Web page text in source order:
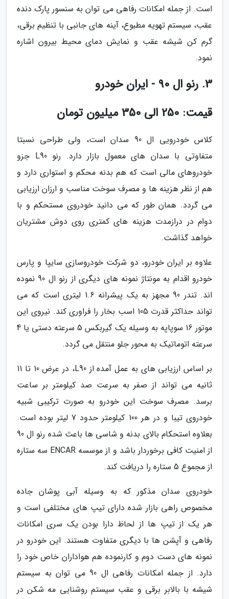
است. از جمله امکانات رفاهی می توان به سنسور پارک دنده
عقب، سیستم تهویه مطبوع، آینه های جانبی با تنظیم برقی،
گرم کن شیشه عقب و نمایش دمای محیط بیرون اشاره
نمود.
3. رنو ال 90 - ایران خودرو
قیمت: 250 الی 350 میلیون تومان
کلاس خودرویی ال 90 سدان است، ولی طراحی نسبتا
متفاوتی با سدان های معمول بازار دارد. رنو L90 جزو
خودروهای مالی است که هم بدنه محکم و استواری دارد و
هم از نظر هزینه ها و مصرف سوخت مناسب و ارزان ارزیابی
می گردد. همان طور که می دانید خودروی مستحکم و با
دوام در درازمدت هزینه های کمتری روی دوش مشتریان
خواهد گذاشت.
علاوه بر ایران خودرو، دو شرکت خودروسازی سایپا و پارس
خودرو اقدام به مونتاژ نمونه های دیگری از رنو ال 90 نموده
اند. تندر 90 مجهز به یک پیشرانه 1.6 لیتری است که می
تواند حداکثر قدرت 105 اسب بخار را فراوری کند. نیروی این
موتور 16 سوپاپه به وسیله یک گیربکس 5 سرعته دستی یا 4
سرعته اتوماتیک به محور جلو منتقل می گردد.
بر اساس ارزیابی های به عمل آمده از L90، در عرض 10 تا 11
ثانیه می تواند از صفر به سرعت صد کیلومتر بر ساعت
برسد. مصرف سوخت این خودرو به صورت ترکیبی شبیه
خودروی تیبا و در هر 100 کیلومتر حدود 7 لیتر بوده است.
بعلاوه استحکام بالای بدنه و شاسی ها باعث شده رنو ال 90
از امنیت کافی برخوردار باشد و از موسسه ENCAR سه ستاره
از مجموع 5 ستاره را دریافت کند.
خودروی سدان مذکور که به وسیله آبی پوشان جاده
مخصوص راهی بازار شده دارای تیپ های مختلفی است و
هر یک از تیپ ها از لحاظ دارا بودن یک سری امکانات
رفاهی و آپشن ها با دیگری متفاوت هستند. این خودرو در
نمونه های دست دوم و کارنموده هم هواداران خاص خود را
دارد. از جمله امکانات رفاهی ال 90 می توان به سیستم
شیشه با بالابر برقی و عقب سیستم روشنایی مه شکن در